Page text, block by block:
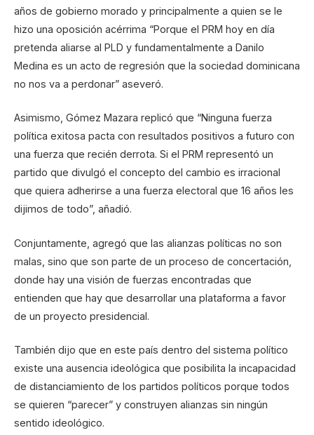
años de gobierno morado y principalmente a quien se le
hizo una oposición acérrima “Porque el PRM hoy en día
pretenda aliarse al PLD y fundamentalmente a Danilo
Medina es un acto de regresión que la sociedad dominicana
no nos va a perdonar” aseveró.
Asimismo, Gómez Mazara replicó que “Ninguna fuerza
política exitosa pacta con resultados positivos a futuro con
una fuerza que recién derrota. Si el PRM representó un
partido que divulgó el concepto del cambio es irracional
que quiera adherirse a una fuerza electoral que 16 años les
dijimos de todo”, añadió.
Conjuntamente, agregó que las alianzas políticas no son
malas, sino que son parte de un proceso de concertación,
donde hay una visión de fuerzas encontradas que
entienden que hay que desarrollar una plataforma a favor
de un proyecto presidencial.
También dijo que en este país dentro del sistema político
existe una ausencia ideológica que posibilita la incapacidad
de distanciamiento de los partidos políticos porque todos
se quieren “parecer” y construyen alianzas sin ningún
sentido ideológico.